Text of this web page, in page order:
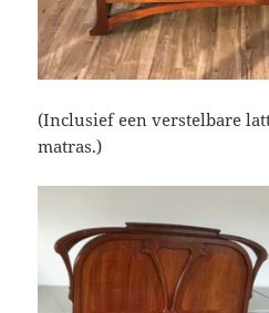
(Inclusief een verstelbare
matras.)